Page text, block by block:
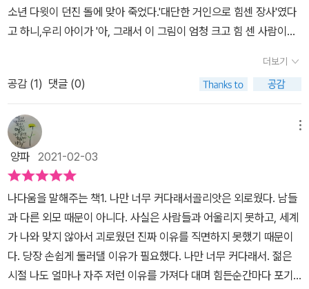
소년 다윗이 던진 돌에 맞아 죽었다.'대단한 거인으로 힘센 장사'였다
고 하니,우리 아이가 '아, 그래서 이 그림이 엄청 크고 힘 센 사람이구
에서 엄청나게 큰 거인의 모습이 느껴집니다.산보다도 더 큰 사람같
고,몸이 얼굴보다 엄청 크게 표현된 것이정말 거인 같아요.갓난아기
였을 때부터이미 알고 있었대요.남들과 다르다는 걸 말이죠.엄마, 아
빠보다 더 크게 과장되어 표현된 아이의 모습이 재미있어요.아기침대
가 꽉 차게 그려진 아기의 모습도 우스꽝스럽고요.그래도,그 앞에서
상대적으로 작게 표현된 부모님들이 딸랑이를 흔들며 아이를 바라보
고 웃는 듯한 표정이 느껴져요.부모님의 큰 사랑이 느껴집니다.너의
모습이 어떻든지 너를 사랑해!같은 반 친구들과 비교할 수 없을 만큼
컸대요.그 아이들과 다른 자기 모습이 싫었나 봐요.아이들과 친해지
고 싶어서,그 아이들처럼 되고 싶었대요.스쿨버스를 타러 가는 아이
의 모습과 비교되게 큰 모습이스쿨버스보다 더 큰 모습으로 과장되게
표현되어 또 우스꽝스러워요.스쿨버스를 탔지만,버스 밖으로 튀어나
더보기
공감 (1) 댓글 (0)
양파 2021-02-03
나다움을 말해주는 책1. 나만 너무 커다래서골리앗은 외로웠다. 남들
과 다른 외모 때문이 아니다. 사실은 사람들과 어울리지 못하고, 세계
가 나와 맞지 않아서 괴로웠던 진짜 이유를 직면하지 못했기 때문이
다. 당장 손쉽게 둘러댈 이유가 필요했다. 나만 너무 커다래서. 젊은
시절 나도 얼마나 자주 저런 이유를 가져다 대며 힘든순간마다 포기